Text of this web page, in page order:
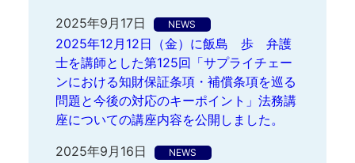
2025年9月17日 NEWS
2025年12月12日（金）に飯島 歩 弁護
士を講師とした第125回「サプライチェー
ンにおける知財保証条項・補償条項を巡る
問題と今後の対応のキーポイント」法務講
座についての講座内容を公開しました。
2025年9月16日
NEWS